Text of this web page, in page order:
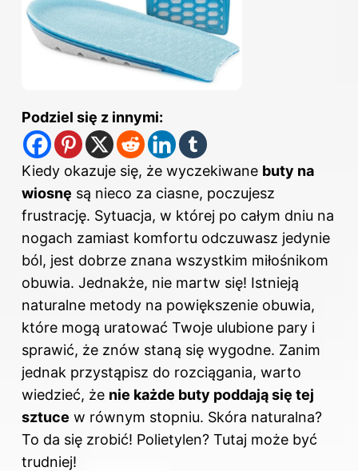
Podziel się z innymi:
Kiedy okazuje się, że wyczekiwane buty na
wiosnę są nieco za ciasne, poczujesz
frustrację. Sytuacja, w której po całym dniu na
nogach zamiast komfortu odczuwasz jedynie
ból, jest dobrze znana wszystkim miłośnikom
obuwia. Jednakże, nie martw się! Istnieją
naturalne metody na powiększenie obuwia,
które mogą uratować Twoje ulubione pary i
sprawić, że znów staną się wygodne. Zanim
jednak przystąpisz do rozciągania, warto
wiedzieć, że nie każde buty poddają się tej
sztuce w równym stopniu. Skóra naturalna?
To da się zrobić! Polietylen? Tutaj może być
trudniej!